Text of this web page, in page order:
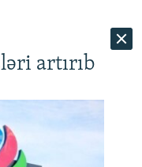
artırıb